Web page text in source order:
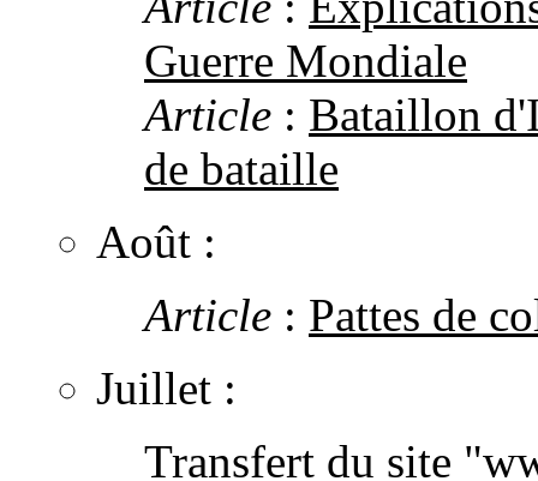
Guerre Mondiale
Article : Bataillon
de bataille
Août :
Article : Pattes de
Juillet :
Transfert du site